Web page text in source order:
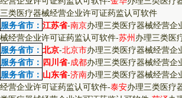
三类医疗器械经营企业许可证药监认可软件
服务省市： 江苏省-南京办理三类医疗器械经营企
械经营企业许可证药监认可软件-苏州办理三类医
服务省市： 北京-北京市办理三类医疗器械经营企
服务省市： 四川省-成都办理三类医疗器械经营企
服务省市： 山东省-济南办理三类医疗器械经营企
经营企业许可证药监认可软件-泰安办理三类医疗